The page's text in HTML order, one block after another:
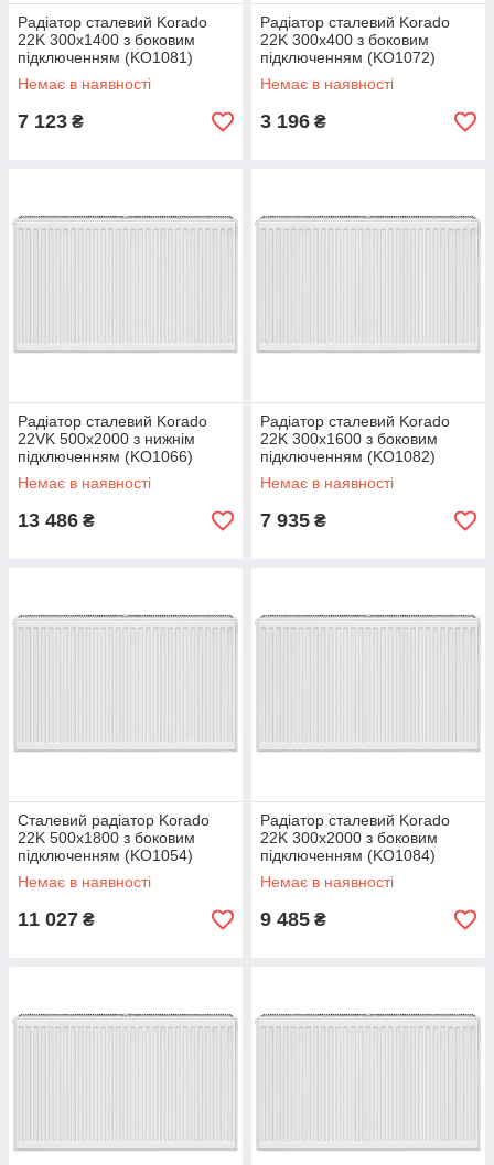
Радіатор сталевий Korado
22K 300x1400 з боковим
підключенням (KO1081)
Немає в наявності
7 123 ₴
Радіатор сталевий Korado
22K 300x400 з боковим
підключенням (KO1072)
Немає в наявності
3 196 ₴
Радіатор сталевий Korado
22VK 500x2000 з нижнім
підключенням (KO1066)
Немає в наявності
13 486 ₴
Радіатор сталевий Korado
22K 300x1600 з боковим
підключенням (KO1082)
Немає в наявності
7 935 ₴
Сталевий радіатор Korado
22K 500x1800 з боковим
підключенням (KO1054)
Немає в наявності
11 027 ₴
Радіатор сталевий Korado
22K 300x2000 з боковим
підключенням (KO1084)
Немає в наявності
9 485 ₴